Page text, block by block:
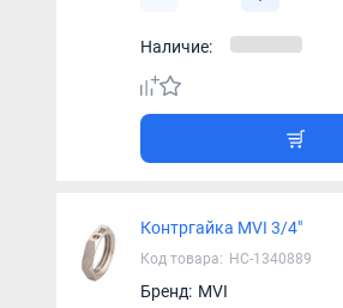
Наличие:
Контргайка MVI 3/4"
Код товара: НС-1340889
Бренд: MVI